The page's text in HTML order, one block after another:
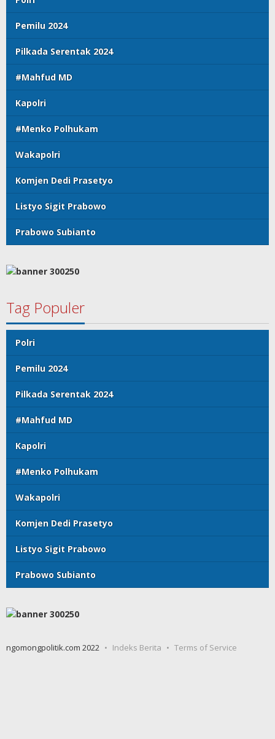
Pemilu 2024
Pilkada Serentak 2024
#Mahfud MD
Kapolri
#Menko Polhukam
Wakapolri
Komjen Dedi Prasetyo
Listyo Sigit Prabowo
Prabowo Subianto
Tag Populer
Polri
Pemilu 2024
Pilkada Serentak 2024
#Mahfud MD
Kapolri
#Menko Polhukam
Wakapolri
Komjen Dedi Prasetyo
Listyo Sigit Prabowo
Prabowo Subianto
ngomongpolitik.com 2022 Indeks Berita Terms of Service